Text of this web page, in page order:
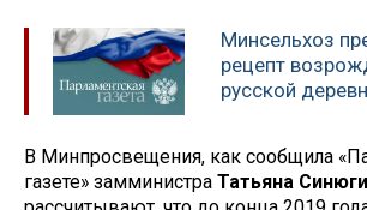
Минсельхоз
рецепт
русской
В Минпросвещения, как сообщила
газете» замминистра Татьяна